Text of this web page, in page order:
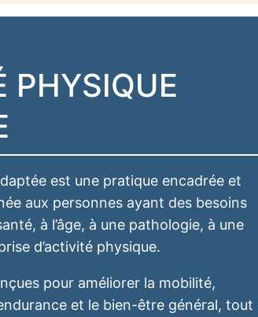
PHYSIQUE
est une pratique encadrée et
aux personnes ayant des besoins
à l’âge, à une pathologie, à une
d’activité physique.
pour améliorer la mobilité,
et le bien-être général, tout